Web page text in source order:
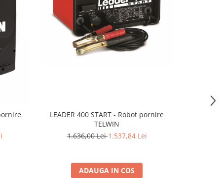
LEADER 400 START - Robot pornire
TELWIN
1.636,00 Lei1.537,84 Lei
ADAUGA IN COS